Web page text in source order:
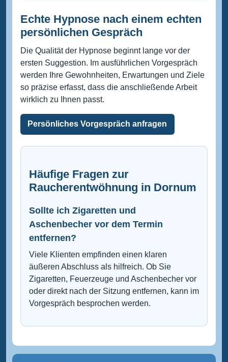
Echte Hypnose nach einem echten
persönlichen Gespräch
Die Qualität der Hypnose beginnt lange vor der
ersten Suggestion. Im ausführlichen Vorgespräch
werden Ihre Gewohnheiten, Erwartungen und Ziele
so präzise erfasst, dass die anschließende Arbeit
wirklich zu Ihnen passt.
Persönliches Vorgespräch anfragen
Häufige Fragen zur
Raucherentwöhnung in Dornum
Sollte ich Zigaretten und
Aschenbecher vor dem Termin
entfernen?
Viele Klienten empfinden einen klaren
äußeren Abschluss als hilfreich. Ob Sie
Zigaretten, Feuerzeuge und Aschenbecher vor
oder direkt nach der Sitzung entfernen, kann im
Vorgespräch besprochen werden.